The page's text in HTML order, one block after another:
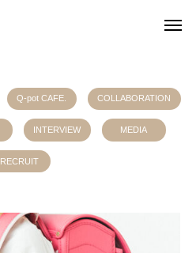
Q-pot CAFE. COLLABORATION
INTERVIEW MEDIA
RECRUIT